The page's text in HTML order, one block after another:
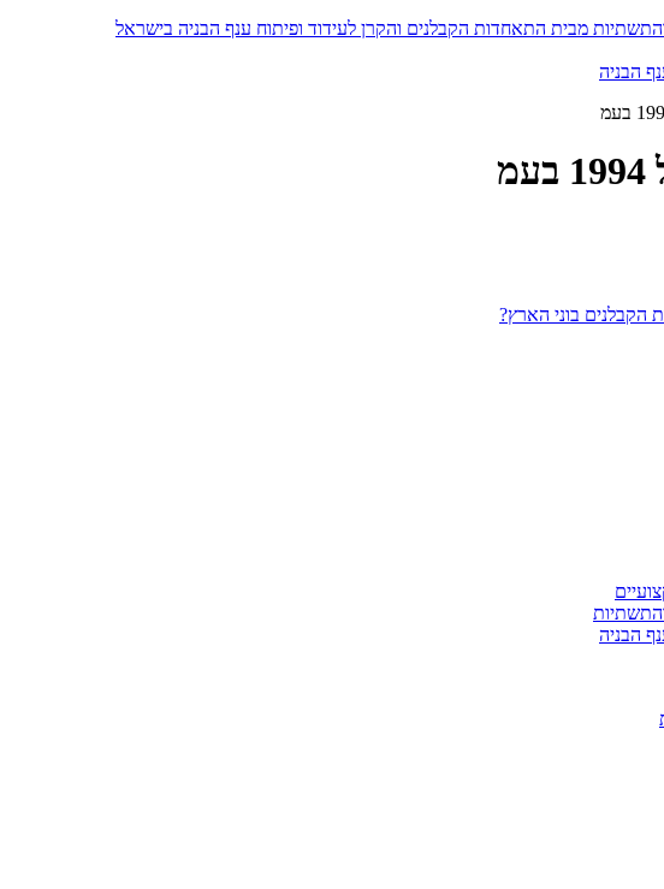
מבית התאחדות הקבלנים והקרן לעידוד ופיתוח ענף הבניה בישראל
הבניה
הקבלנים בוני הארץ?
הבניה